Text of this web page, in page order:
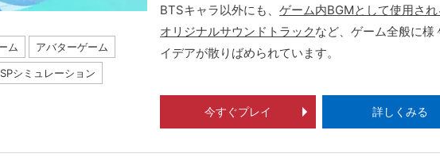
ム アバターゲーム
SPシミュレーション
BTSキャラ以外にも、ゲーム内BGMとして使用さ
オリジナルサウンドトラックなど、ゲーム全般に様
イデアが散りばめられています。
今すぐプレイ 詳しくみる